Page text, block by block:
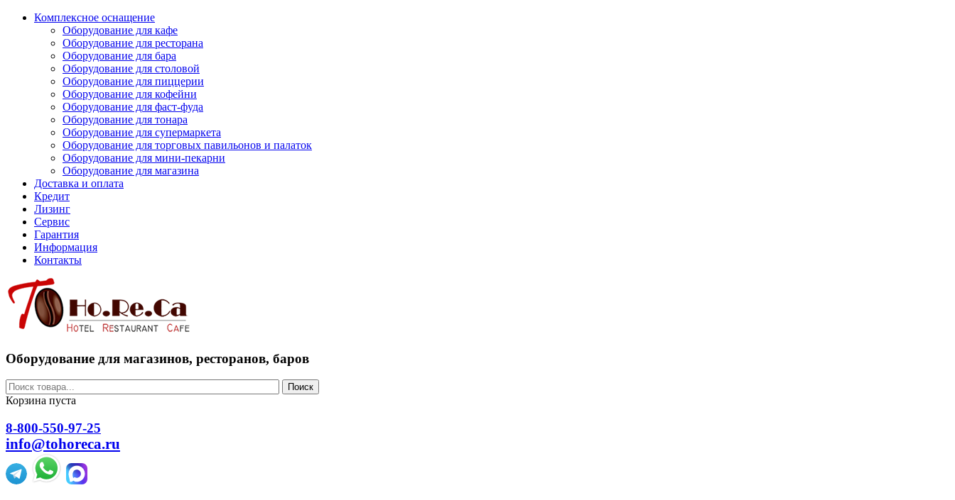
Комплексное оснащение
Оборудование для кафе
Оборудование для ресторана
Оборудование для бара
Оборудование для столовой
Оборудование для пиццерии
Оборудование для кофейни
Оборудование для фаст-фуда
Оборудование для тонара
Оборудование для супермаркета
Оборудование для торговых павильонов и палаток
Оборудование для мини-пекарни
Оборудование для магазина
Доставка и оплата
Кредит
Лизинг
Сервис
Гарантия
Информация
Контакты
Оборудование для магазинов, ресторанов, баров
Поиск
Корзина пуста
8-800-550-97-25
info@tohoreca.ru